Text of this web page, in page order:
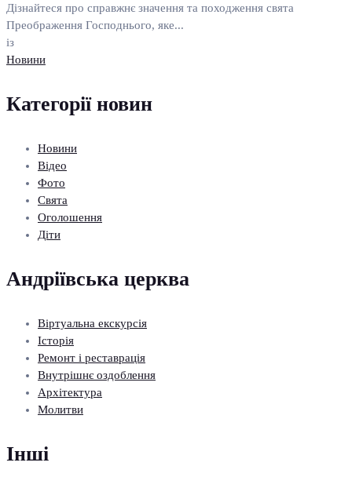
Дізнайтеся про справжнє значення та походження свята
Преображення Господнього, яке...
із
Новини
Категорії новин
Новини
Відео
Фото
Свята
Оголошення
Діти
Андріївська церква
Віртуальна екскурсія
Історія
Ремонт і реставрація
Внутрішнє оздоблення
Архітектура
Молитви
Інші